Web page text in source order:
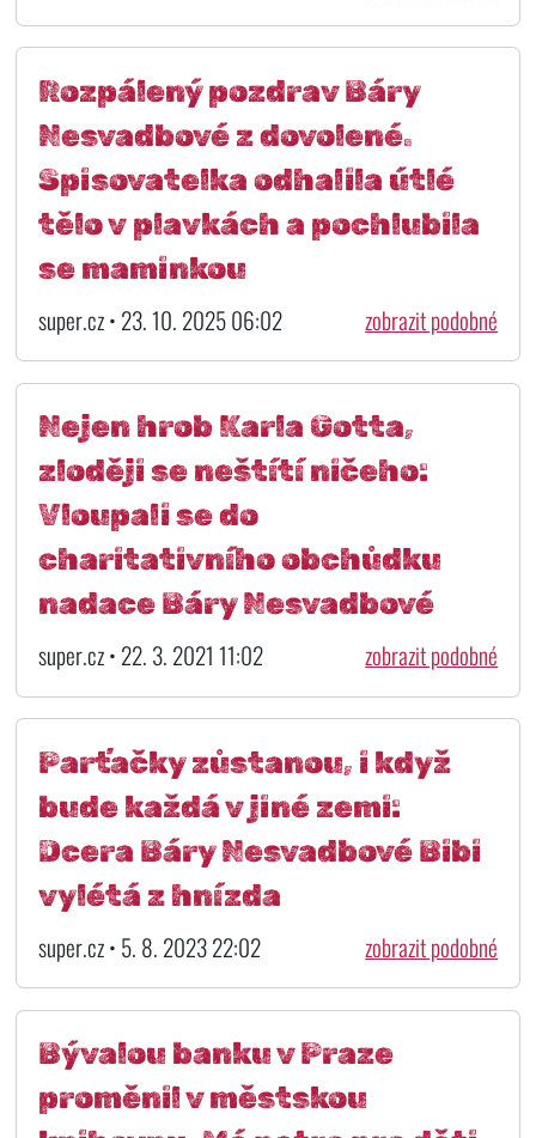
Rozpálený pozdrav Báry
Nesvadbové z dovolené.
Spisovatelka odhalila útlé
tělo v plavkách a pochlubila
se maminkou
super.cz • 23. 10. 2025 06:02 zobrazit podobné
Nejen hrob Karla Gotta,
zloději se neštítí ničeho:
Vloupali se do
charitativního obchůdku
nadace Báry Nesvadbové
super.cz • 22. 3. 2021 11:02 zobrazit podobné
Parťačky zůstanou, i když
bude každá v jiné zemi:
Dcera Báry Nesvadbové Bibi
vylétá z hnízda
super.cz • 5. 8. 2023 22:02 zobrazit podobné
Bývalou banku v Praze
proměnil v městskou